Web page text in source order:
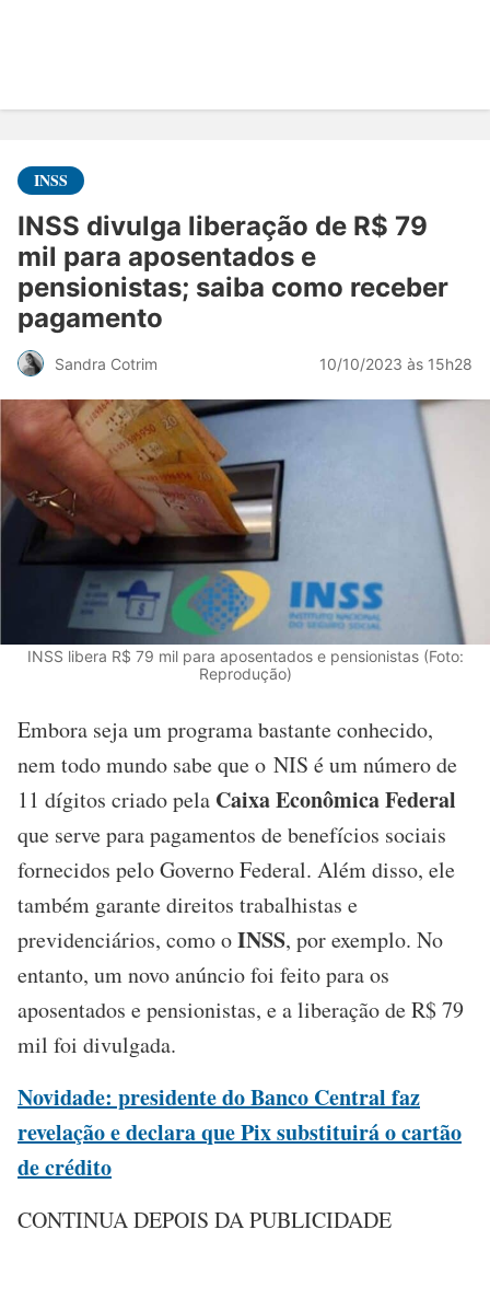
INSS
INSS divulga liberação de R$ 79
mil para aposentados e
pensionistas; saiba como receber
pagamento
Sandra Cotrim 10/10/2023 às 15h28
INSS libera R$ 79 mil para aposentados e pensionistas (Foto:
Reprodução)
Embora seja um programa bastante conhecido,
nem todo mundo sabe que o NIS é um número de
11 dígitos criado pela Caixa Econômica Federal
que serve para pagamentos de benefícios sociais
fornecidos pelo Governo Federal. Além disso, ele
também garante direitos trabalhistas e
previdenciários, como oINSS, por exemplo. No
entanto, um novo anúncio foi feito para os
aposentados e pensionistas, e a liberação de R$ 79
mil foi divulgada.
Novidade: presidente do Banco Central faz
revelação e declara que Pix substituirá o cartão
de crédito
CONTINUA DEPOIS DA PUBLICIDADE